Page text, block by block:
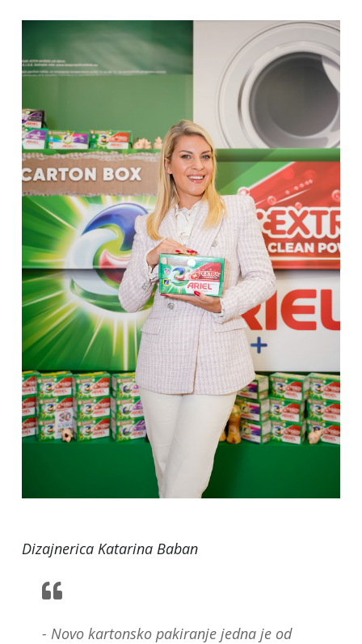
Dizajnerica Katarina Baban
- Novo kartonsko pakiranje jedna je od